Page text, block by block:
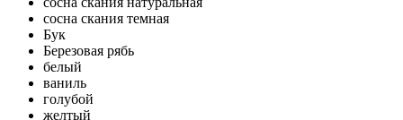
сосна скания темная
Бук
Березовая рябь
белый
ваниль
голубой
желтый